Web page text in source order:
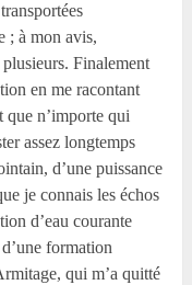
; à mon avis,
Finalement
en me racontant
que n’importe qui
assez longtemps
d’une puissance
je connais les échos
d’eau courante
formation
qui m’a quitté